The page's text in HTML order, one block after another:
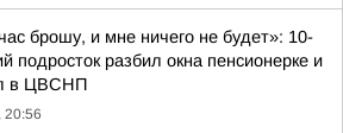
брошу, и мне ничего не будет»: 10-
подросток разбил окна пенсионерке и
в ЦВСНП
20:56